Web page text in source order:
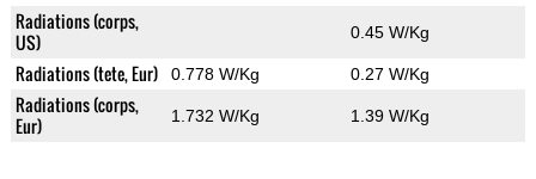
Radiations (corps,
US)
0.45 W/Kg
Radiations (tete, Eur) 0.778 W/Kg 0.27 W/Kg
Radiations (corps,
Eur)
1.732 W/Kg 1.39 W/Kg